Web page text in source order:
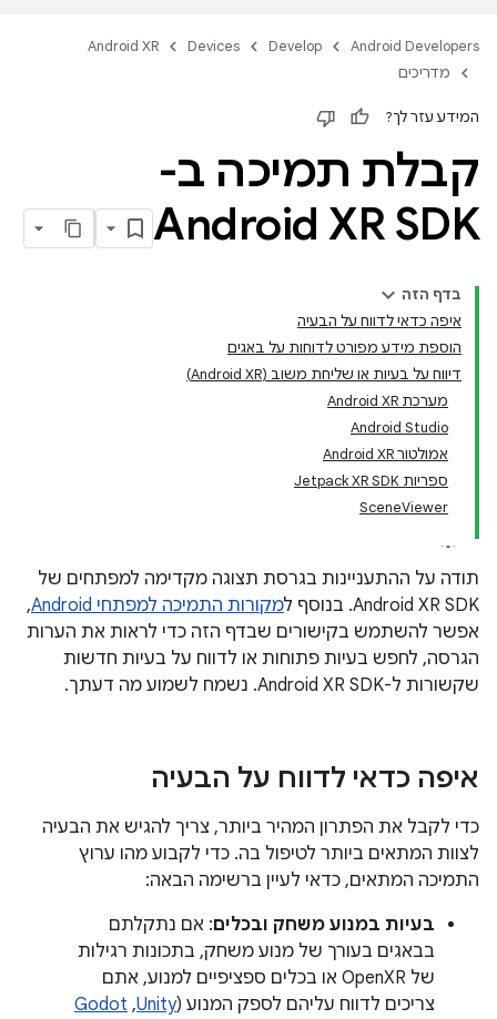
Android Developers
Develop
Devices
Android XR
מדריכים
המידע עזר לך?
קבלת תמיכה ב-
Android XR SDK
בדף הזה
איפה כדאי לדווח על הבעיה
הוספת מידע מפורט לדוחות על באגים
דיווח על בעיות או שליחת משוב (Android XR)
מערכת Android XR
Android Studio
אמולטור Android XR
ספריות Jetpack XR SDK
SceneViewer
תודה על ההתעניינות בגרסת תצוגה מקדימה למפתחים של
Android XR SDK. בנוסף ל
מקורות התמיכה למפתחי Android
,
אפשר להשתמש בקישורים שבדף הזה כדי לראות את הערות
הגרסה, לחפש בעיות פתוחות או לדווח על בעיות חדשות
שקשורות ל-Android XR SDK. נשמח לשמוע מה דעתך.
איפה כדאי לדווח על הבעיה
כדי לקבל את הפתרון המהיר ביותר, צריך להגיש את הבעיה
לצוות המתאים ביותר לטיפול בה. כדי לקבוע מהו ערוץ
התמיכה המתאים, כדאי לעיין ברשימה הבאה:
בעיות במנוע משחק ובכלים: אם נתקלתם
בבאגים בעורך של מנוע משחק, בתכונות רגילות
של OpenXR או בכלים ספציפיים למנוע, אתם
צריכים לדווח עליהם לספק המנוע (Unity
,‏
Godot